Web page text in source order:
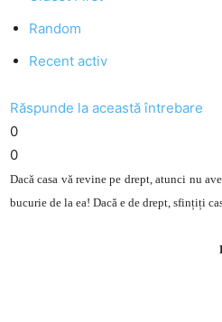
Random
Recent activ
Răspunde la această întrebare
0
0
Dacă casa vă revine pe drept, atunci nu
bucurie de la ea! Dacă e de drept, sfințiți